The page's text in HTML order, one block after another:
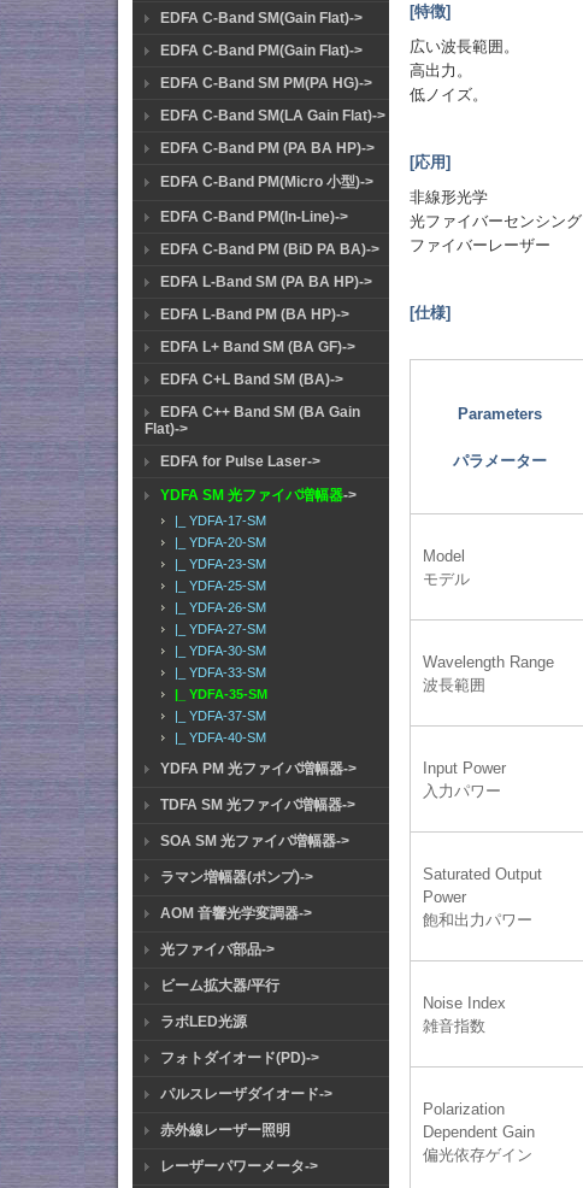
EDFA C-Band SM(Gain Flat)->
EDFA C-Band PM(Gain Flat)->
EDFA C-Band SM PM(PA HG)->
EDFA C-Band SM(LA Gain Flat)->
EDFA C-Band PM (PA BA HP)->
EDFA C-Band PM(Micro 小型)->
EDFA C-Band PM(In-Line)->
EDFA C-Band PM (BiD PA BA)->
EDFA L-Band SM (PA BA HP)->
EDFA L-Band PM (BA HP)->
EDFA L+ Band SM (BA GF)->
EDFA C+L Band SM (BA)->
EDFA C++ Band SM (BA Gain
Flat)->
EDFA for Pulse Laser->
YDFA SM 光ファイバ増幅器->
|_ YDFA-17-SM
|_ YDFA-20-SM
|_ YDFA-23-SM
|_ YDFA-25-SM
|_ YDFA-26-SM
|_ YDFA-27-SM
|_ YDFA-30-SM
|_ YDFA-33-SM
|_ YDFA-35-SM
|_ YDFA-37-SM
|_ YDFA-40-SM
YDFA PM 光ファイバ増幅器->
TDFA SM 光ファイバ増幅器->
SOA SM 光ファイバ増幅器->
ラマン増幅器(ポンプ)->
AOM 音響光学変調器->
光ファイバ部品->
ビーム拡大器/平行
ラボLED光源
フォトダイオード(PD)->
パルスレーザダイオード->
赤外線レーザー照明
レーザーパワーメータ->
[特徴]
広い波長範囲。
高出力。
低ノイズ。
[応用]
非線形光学
光ファイバーセンシング
ファイバーレーザー
[仕様]
Parameters
パラメーター
Model
モデル
Wavelength Range
波長範囲
Input Power
入力パワー
Saturated Output
Power
飽和出力パワー
Noise Index
雑音指数
Polarization
Dependent Gain
偏光依存ゲイン